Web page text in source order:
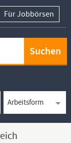
Für Jobbörsen